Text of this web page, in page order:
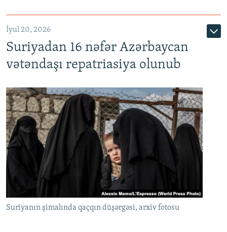
Auto
İyul 20, 2026
Suriyadan 16 nəfər Azərbaycan
vətəndaşı repatriasiya olunub
Suriyanın şimalında qaçqın düşərgəsi, arxiv fotosu